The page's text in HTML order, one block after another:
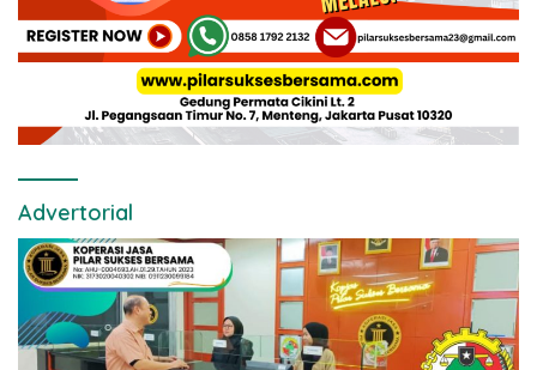
Advertorial